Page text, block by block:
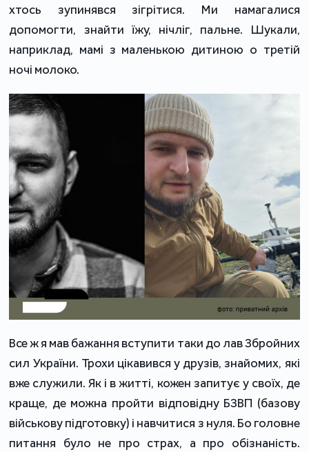
хтось зупинявся зігрітися. Ми намагалися
допомогти, знайти їжу, нічліг, пальне. Шукали,
наприклад, мамі з маленькою дитиною о третій
ночі молоко.
Все ж я мав бажання вступити таки до лав Збройних
сил України. Трохи цікавився у друзів, знайомих, які
вже служили. Як і в житті, кожен запитує у своїх, де
краще, де можна пройти відповідну БЗВП (базову
військову підготовку) і навчитися з нуля. Бо головне
питання було не про страх, а про обізнаність.